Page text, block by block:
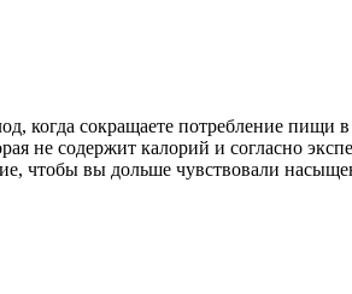
когда сокращаете потребление
не содержит калорий и согласно
чтобы вы дольше чувствовали